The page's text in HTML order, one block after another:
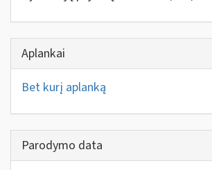
Aplankai
Bet kurį aplanką
Parodymo data